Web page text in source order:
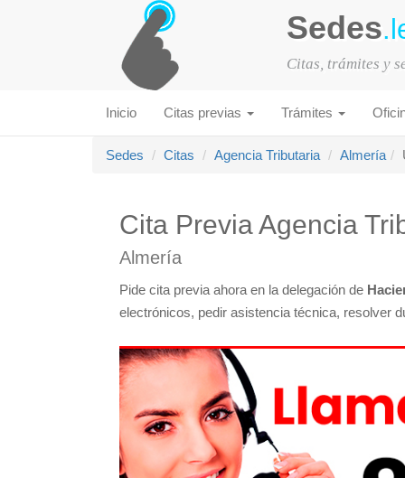
Sedes
Citas, trámites y
Inicio Citas previas Trámites
Sedes Citas Agencia Tributaria Almería
Cita Previa Agencia
Almería
Pide cita previa ahora en la delegación de
electrónicos, pedir asistencia técnica, resolver